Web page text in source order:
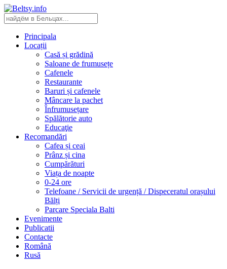
Principala
Locații
Casă și grădină
Saloane de frumusețe
Cafenele
Restaurante
Baruri și cafenele
Mâncare la pachet
Înfrumusețare
Spălătorie auto
Educaţie
Recomandări
Cafea și ceai
Prânz și cina
Cumpărături
Viața de noapte
0-24 ore
Telefoane / Servicii de urgență / Dispeceratul orașului
Bălți
Parcare Speciala Balti
Evenimente
Publicatii
Contacte
Română
Rusă